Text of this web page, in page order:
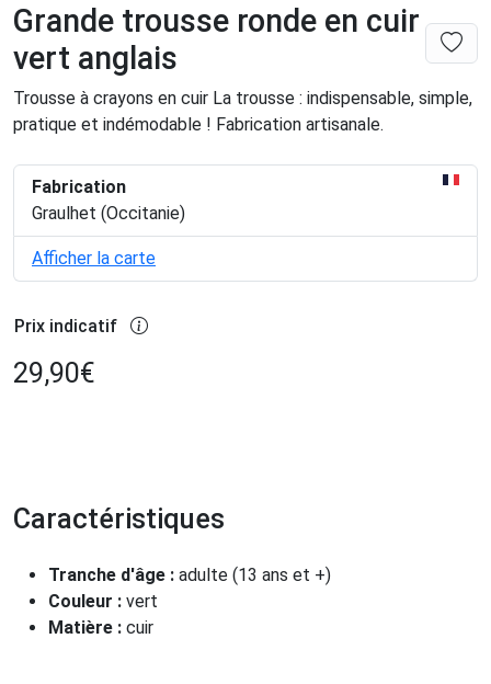
Grande trousse ronde en cuir
vert anglais
Trousse à crayons en cuir La trousse : indispensable, simple,
pratique et indémodable ! Fabrication artisanale.
Fabrication
Graulhet (Occitanie)
Afficher la carte
Prix indicatif
29,90€
Caractéristiques
Tranche d'âge : adulte (13 ans et +)
Couleur : vert
Matière : cuir